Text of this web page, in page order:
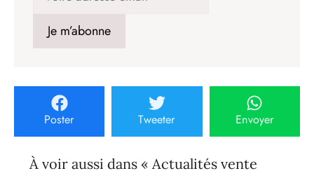
Poster Tweeter Envoyer
À voir aussi dans « Actualités vente